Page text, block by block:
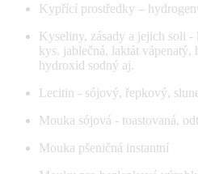
Kypřící prostředky –
Kyseliny, zásady a jejich soli
kys. jablečná, laktát
hydroxid sodný aj.
Lecitin - sójový, řepkový,
Mouka sójová - toastovaná,
Mouka pšeničná instantní